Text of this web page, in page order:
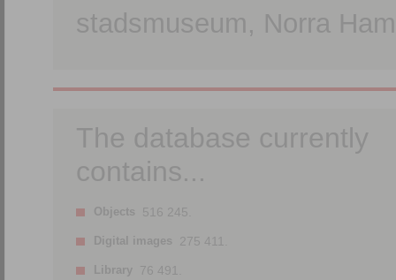
stadsmuseum, Norra
The database currently
contains...
Objects 516 245.
Digital images 275 411.
Library 76 491.